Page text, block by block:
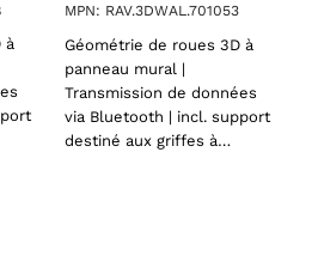
à
MPN: RAV.3DWAL.701053
Géométrie de roues 3D à
panneau mural |
Transmission de données
via Bluetooth | incl. support
destiné aux griffes à…